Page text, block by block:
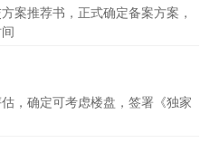
案推荐书，正式确定备案方案，
，确定可考虑楼盘，签署《独家